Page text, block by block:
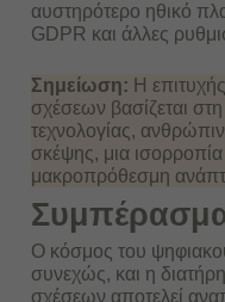
αυστηρότερο ηθικό
GDPR και άλλες
Σημείωση: Η
σχέσεων βασίζεται
τεχνολογίας,
σκέψης, μια ισορροπία
μακροπρόθεσμη
Ο κόσμος του ψηφιακού
συνεχώς, και η
σχέσεων αποτελεί